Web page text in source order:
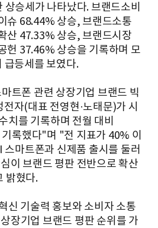
상승세가 나타났다. 브랜드소비
슈 68.44% 상승, 브랜드소통
산 47.33% 상승, 브랜드시장
헌 37.46% 상승을 기록하며 모
급등세를 보였다.
트폰 관련 상장기업 브랜드 빅
자(대표 전영현·노태문)가 시
치를 기록하며 전월 대비
록했다"며 "전 지표가 40% 이
스마트폰과 신제품 출시를 둘러
이 브랜드 평판 전반으로 확산
밝혔다.
신 기술력 홍보와 소비자 소통
장기업 브랜드 평판 순위를 가